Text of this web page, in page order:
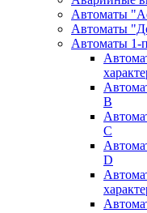
Автоматы
Автоматы
Автоматы 1-
B
C
D